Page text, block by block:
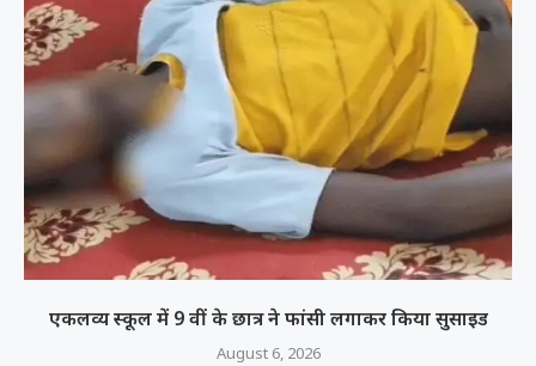
एकलव्य स्कूल में 9 वीं के छात्र ने फांसी लगाकर किया सुसाइड
August 6, 2026